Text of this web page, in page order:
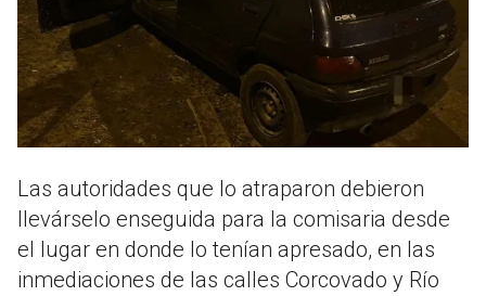
Las autoridades que lo atraparon debieron
llevárselo enseguida para la comisaria desde
el lugar en donde lo tenían apresado, en las
inmediaciones de las calles Corcovado y Río